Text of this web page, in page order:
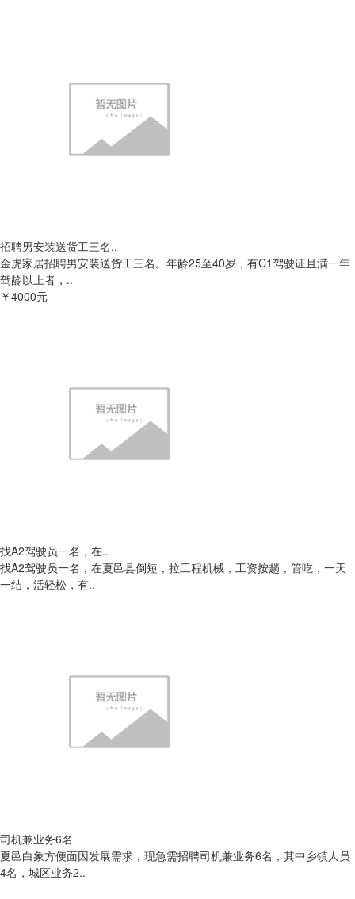
招聘男安装送货工三名..
金虎家居招聘男安装送货工三名。年龄25至40岁，有C1驾驶证且满一年
驾龄以上者，..
￥4000元
找A2驾驶员一名，在..
找A2驾驶员一名，在夏邑县倒短，拉工程机械，工资按趟，管吃，一天
一结，活轻松，有..
司机兼业务6名
夏邑白象方便面因发展需求，现急需招聘司机兼业务6名，其中乡镇人员
4名，城区业务2..